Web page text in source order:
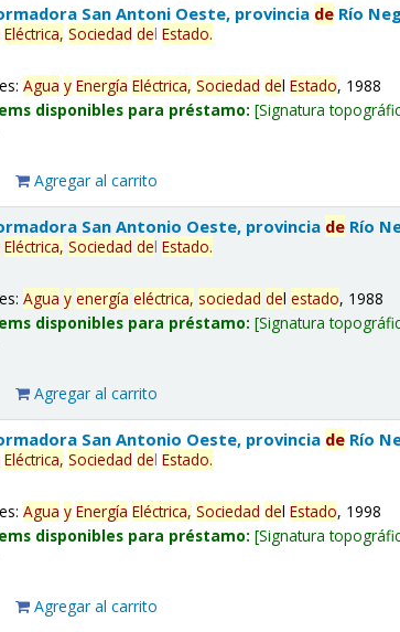
San Antoni Oeste, provincia de Río
Eléctrica, Sociedad delEstado.
Agua y Energía Eléctrica, Sociedad delEstado, 1988
disponibles para préstamo: Signatura
Agregar al carrito
San Antonio Oeste, provincia de Río
Eléctrica, Sociedad delEstado.
Agua y energía eléctrica, sociedad delestado, 1988
disponibles para préstamo: Signatura
Agregar al carrito
San Antonio Oeste, provincia de Río
Eléctrica, Sociedad delEstado.
Agua y Energía Eléctrica, Sociedad delEstado, 1998
disponibles para préstamo: Signatura
Agregar al carrito